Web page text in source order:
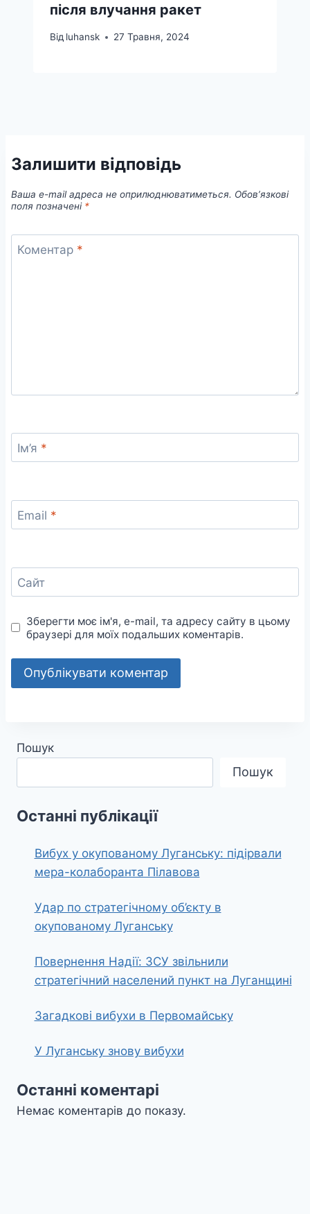
після влучання ракет
Від luhansk 27 Травня, 2024
Залишити відповідь
Ваша e-mail адреса не оприлюднюватиметься. Обов’язкові
поля позначені *
Коментар *
Ім’я *
Email *
Сайт
Зберегти моє ім'я, e-mail, та адресу сайту в цьому
браузері для моїх подальших коментарів.
Пошук
Пошук
Останні публікації
Вибух у окупованому Луганську: підірвали
мера-колаборанта Пілавова
Удар по стратегічному об’єкту в
окупованому Луганську
Повернення Надії: ЗСУ звільнили
стратегічний населений пункт на Луганщині
Загадкові вибухи в Первомайську
У Луганську знову вибухи
Останні коментарі
Немає коментарів до показу.